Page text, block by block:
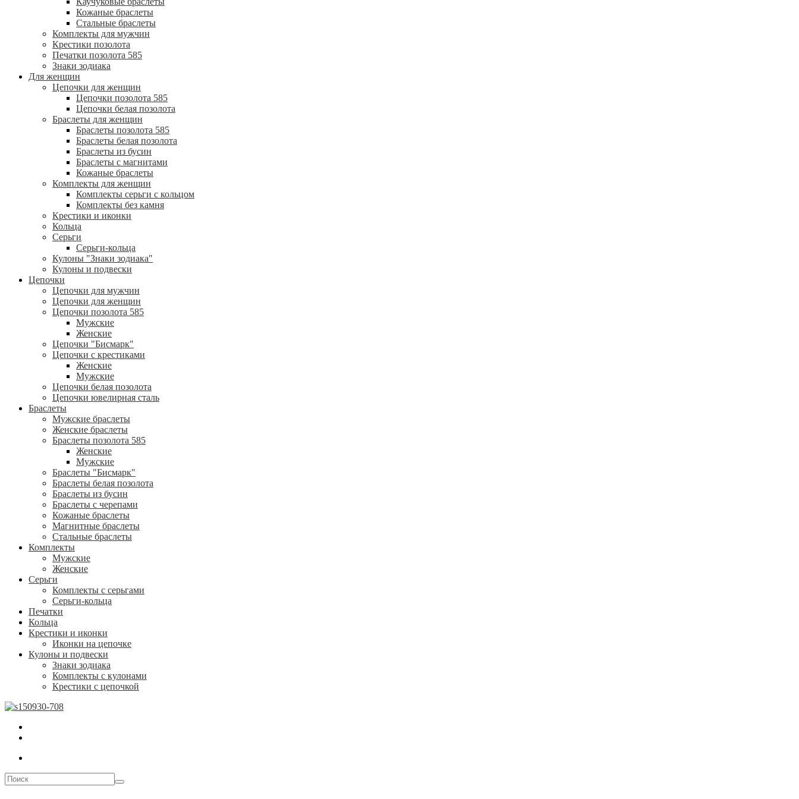
Кожаные браслеты
Стальные браслеты
Комплекты для мужчин
Крестики позолота
Печатки позолота 585
Знаки зодиака
Для женщин
Цепочки для женщин
Цепочки позолота 585
Цепочки белая позолота
Браслеты для женщин
Браслеты позолота 585
Браслеты белая позолота
Браслеты из бусин
Браслеты с магнитами
Кожаные браслеты
Комплекты для женщин
Комплекты серьги с кольцом
Комплекты без камня
Крестики и иконки
Кольца
Серьги
Серьги-кольца
Кулоны "Знаки зодиака"
Кулоны и подвески
Цепочки
Цепочки для мужчин
Цепочки для женщин
Цепочки позолота 585
Мужские
Женские
Цепочки "Бисмарк"
Цепочки с крестиками
Женские
Мужские
Цепочки белая позолота
Цепочки ювелирная сталь
Браслеты
Мужские браслеты
Женские браслеты
Браслеты позолота 585
Женские
Мужские
Браслеты "Бисмарк"
Браслеты белая позолота
Браслеты из бусин
Браслеты с черепами
Кожаные браслеты
Магнитные браслеты
Стальные браслеты
Комплекты
Мужские
Женские
Серьги
Комплекты с серьгами
Серьги-кольца
Печатки
Кольца
Крестики и иконки
Иконки на цепочке
Кулоны и подвески
Знаки зодиака
Комплекты с кулонами
Крестики с цепочкой